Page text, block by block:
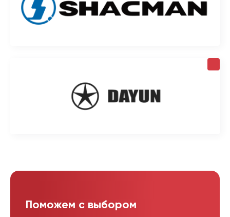
Поможем с выбором